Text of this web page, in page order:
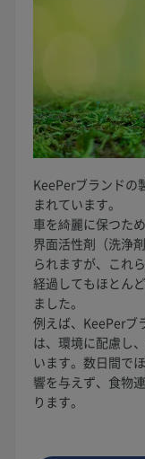
KeePerブランドの
まれています。
車を綺麗に保つた
界面活性剤（洗浄
られますが、これ
経過してもほとん
ました。
例えば、KeePerブ
は、環境に配慮し
います。数日間で
響を与えず、食物
ります。